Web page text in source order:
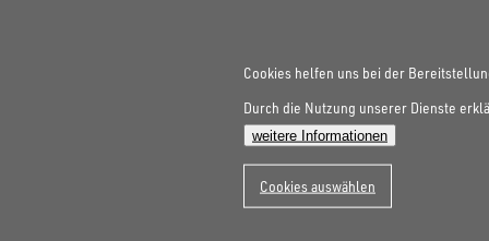
Cookies helfen uns bei der
Durch die Nutzung unserer Dienste
weitere Informationen
Cookies auswählen